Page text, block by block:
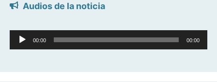
Audios de la noticia
Reproductor
de
00:00 00:00